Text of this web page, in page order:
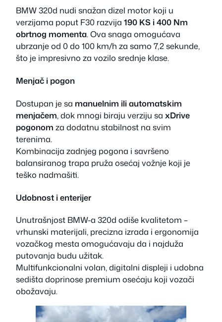
BMW 320d nudi snažan dizel motor koji u
verzijama poput F30 razvija 190 KS i 400 Nm
obrtnog momenta. Ova snaga omogućava
ubrzanje od 0 do 100 km/h za samo 7,2 sekunde,
što je impresivno za vozilo srednje klase.
Menjač i pogon
Dostupan je sa manuelnim ili automatskim
menjačem, dok mnogi biraju verziju sa xDrive
pogonom za dodatnu stabilnost na svim
terenima.
Kombinacija zadnjeg pogona i savršeno
balansiranog trapa pruža osećaj vožnje koji je
teško nadmašiti.
Udobnost i enterijer
Unutrašnjost BMW-a 320d odiše kvalitetom –
vrhunski materijali, precizna izrada i ergonomija
vozačkog mesta omogućavaju da i najduža
putovanja budu užitak.
Multifunkcionalni volan, digitalni displeji i udobna
sedišta doprinose premium osećaju koji vozači
obožavaju.